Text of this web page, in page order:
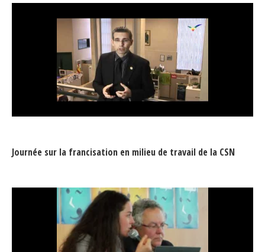
Journée sur la francisation en milieu de travail de la CSN